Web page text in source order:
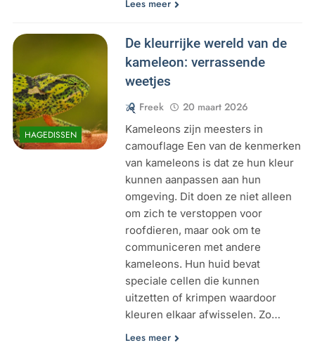
Lees meer
HAGEDISSEN
De kleurrijke wereld van de
kameleon: verrassende
weetjes
Freek 20 maart 2026
Kameleons zijn meesters in
camouflage Een van de kenmerken
van kameleons is dat ze hun kleur
kunnen aanpassen aan hun
omgeving. Dit doen ze niet alleen
om zich te verstoppen voor
roofdieren, maar ook om te
communiceren met andere
kameleons. Hun huid bevat
speciale cellen die kunnen
uitzetten of krimpen waardoor
kleuren elkaar afwisselen. Zo…
Lees meer